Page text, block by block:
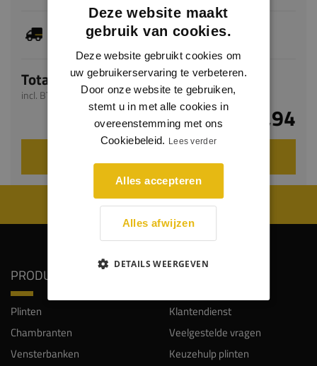
Je hebt gekozen voor maatwerk, de verwachte
levertijd bedraagt 20-22 werkdagen
Totaal
incl. BTW
€ 4,94
WIJ WORDEN BEOORDEELD MET EEN 8.8
PRODUCTEN
Plinten
Chambranten
Vensterbanken
Klantendienst
Veelgestelde vragen
Keuzehulp plinten
Deze website maakt
gebruik van cookies.
Deze website gebruikt cookies om
uw gebruikerservaring te verbeteren.
Door onze website te gebruiken,
stemt u in met alle cookies in
overeenstemming met ons
Cookiebeleid. Lees verder
Alles accepteren
Alles afwijzen
DETAILS WEERGEVEN